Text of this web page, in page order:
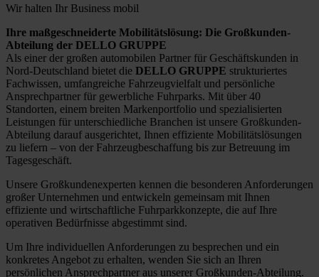
Wir halten Ihr Business mobil
Ihre maßgeschneiderte Mobilitätslösung: Die Großkunden-
Abteilung der DELLO GRUPPE
Als einer der großen automobilen Partner für Geschäftskunden in
Nord-Deutschland bietet die DELLO GRUPPE strukturiertes
Fachwissen, umfangreiche Fahrzeugvielfalt und persönliche
Ansprechpartner für gewerbliche Fuhrparks. Mit über 40
Standorten, einem breiten Markenportfolio und spezialisierten
Leistungen für unterschiedliche Branchen ist unsere Großkunden-
Abteilung darauf ausgerichtet, Ihnen effiziente Mobilitätslösungen
zu liefern – von der Fahrzeugbeschaffung bis zur Betreuung im
Tagesgeschäft.
Unsere Großkundenexperten kennen die besonderen Anforderungen
großer Unternehmen und entwickeln gemeinsam mit Ihnen
effiziente und wirtschaftliche Fuhrparkkonzepte, die auf Ihre
operativen Bedürfnisse abgestimmt sind.
Um Ihre individuellen Anforderungen zu besprechen und ein
konkretes Angebot zu erhalten, wenden Sie sich an Ihren
persönlichen Ansprechpartner aus unserer Großkunden-Abteilung.